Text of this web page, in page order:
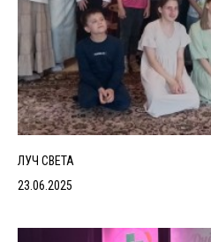
ЛУЧ СВЕТА
23.06.2025